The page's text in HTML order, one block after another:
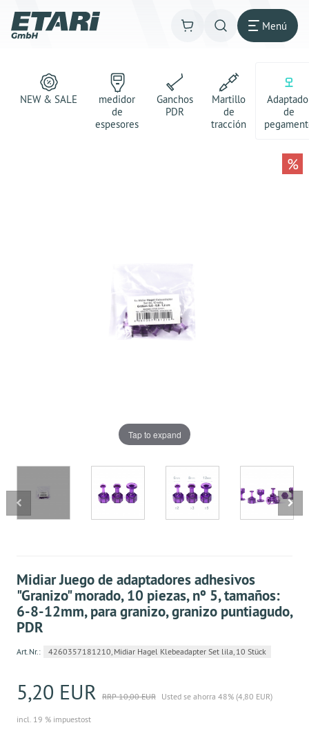
Menú
NEW & SALE
medidor
de
espesores
Ganchos
PDR
Martillo
de
tracción
de
Tap to expand
%
Midiar Juego de adaptadores adhesivos
"Granizo" morado, 10 piezas, nº 5, tamaños:
6-8-12mm, para granizo, granizo puntiagudo,
PDR
Art.Nr.: 4260357181210, Midiar Hagel Klebeadapter Set lila, 10 Stück
5,20 EUR RRP 10,00 EUR Usted se ahorra 48% (4,80 EUR)
incl. 19 % impuestost